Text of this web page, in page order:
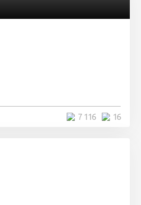
16
7 116